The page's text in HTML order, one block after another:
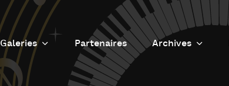
Galeries
Galerie photos
Partenaires Archives